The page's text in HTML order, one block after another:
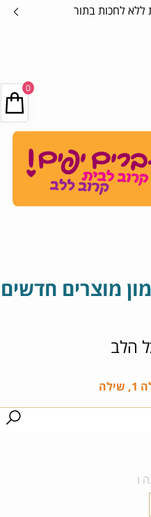
ללא לחכות בתור
מוצרים חדשים
הלב
ו
0